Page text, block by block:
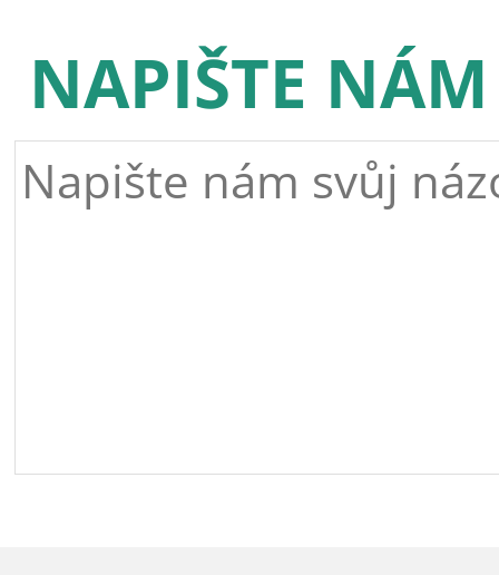
NAPIŠTE NÁM